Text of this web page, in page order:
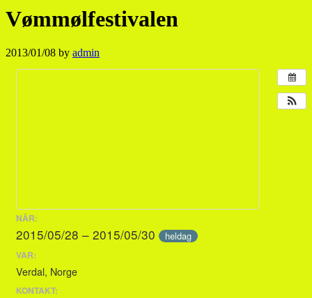
Vømmølfestivalen
2013/01/08 by admin
NÄR:
2015/05/28 – 2015/05/30 heldag
VAR:
Verdal, Norge
KONTAKT: